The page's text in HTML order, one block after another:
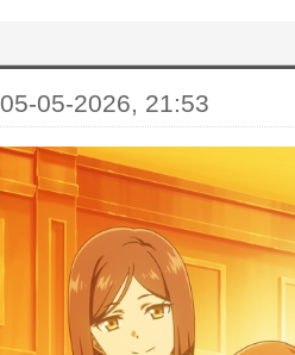
05-05-2026, 21:53